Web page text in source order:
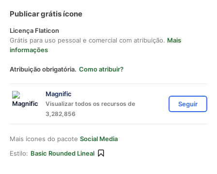
Publicar grátis ícone
Licença Flaticon
Grátis para uso pessoal e comercial com atribuição. Mais
informações
Atribuição obrigatória. Como atribuir?
Magnific
Visualizar todos os recursos de
3,282,856
Seguir
Mais ícones do pacote Social Media
Estilo: Basic Rounded Lineal